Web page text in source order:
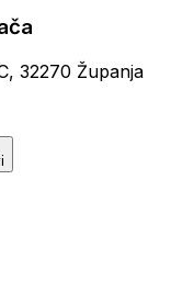
32270 Županja